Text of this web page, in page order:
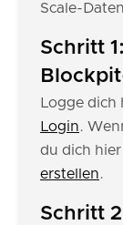
Scale-
Schritt
Logge
Login.
du dich
erstellen.
Schritt